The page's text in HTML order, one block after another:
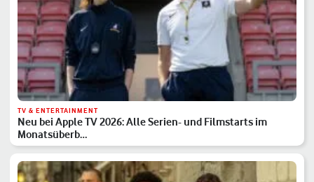
TV & ENTERTAINMENT
Neu bei Apple TV 2026: Alle Serien- und Filmstarts im
Monatsüberb…